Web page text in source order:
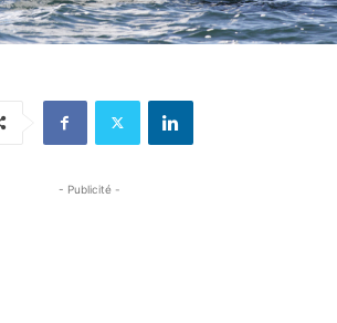
- Publicité -